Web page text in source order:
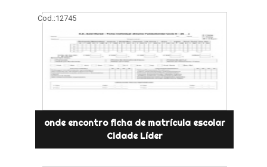
Cod.:12745
onde encontro ficha de matrícula escolar
Cidade Líder